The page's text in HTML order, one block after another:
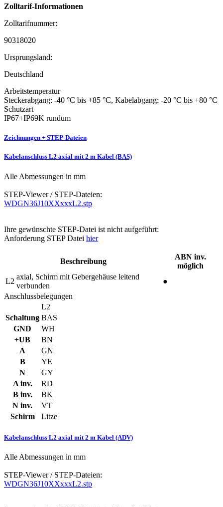
Zolltarif-Informationen
Zolltarifnummer:
90318020
Ursprungsland:
Deutschland
Arbeitstemperatur
Steckerabgang: -40 °C bis +85 °C, Kabelabgang: -20 °C bis +80 °C
Schutzart
IP67+IP69K rundum
Zeichnungen + STEP-Dateien
Kabelanschluss L2 axial mit 2 m Kabel (BAS)
Alle Abmessungen in mm
STEP-Viewer / STEP-Dateien:
WDGN36J10XXxxxL2.stp
Ihre gewünschte STEP-Datei ist nicht aufgeführt:
Anforderung STEP Datei hier
Beschreibung
ABN inv.
möglich
L2
axial, Schirm mit Gebergehäuse leitend
verbunden
●
Anschlussbelegungen
L2
Schaltung BAS
GND
WH
+UB
BN
A
GN
B
YE
N
GY
A inv.
RD
B inv.
BK
N inv.
VT
Schirm
Litze
Kabelanschluss L2 axial mit 2 m Kabel (ADV)
Alle Abmessungen in mm
STEP-Viewer / STEP-Dateien:
WDGN36J10XXxxxL2.stp